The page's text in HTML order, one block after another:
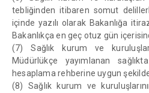
tebliğinden itibaren somut
içinde yazılı olarak Bakanlığa
Bakanlıkça en geç otuz gün
(7) Sağlık kurum ve
Müdürlükçe yayımlanan
hesaplama rehberine uygun
(8) Sağlık kurum ve